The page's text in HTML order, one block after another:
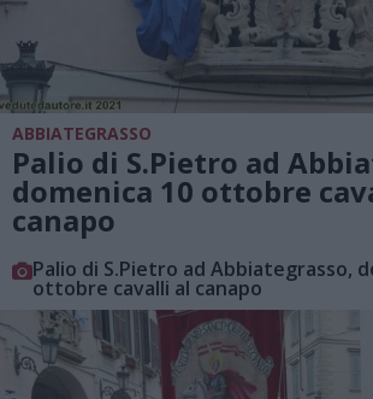
ABBIATEGRASSO
Palio di S.Pietro ad
domenica 10 ottobre
canapo
Palio di S.Pietro ad Abbiategrasso,
ottobre cavalli al canapo